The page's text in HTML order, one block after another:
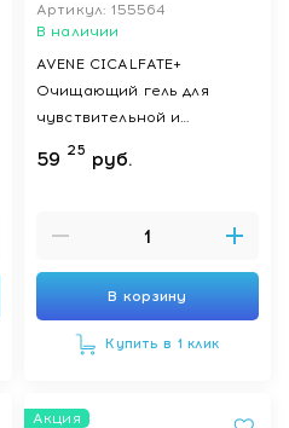
Артикул: 155564
В наличии
AVENE CICALFATE+
Очищающий гель для
чувствительной и
раздраженной кожи 200
мл
59 25 руб.
В корзину
Купить в 1 клик
Акция